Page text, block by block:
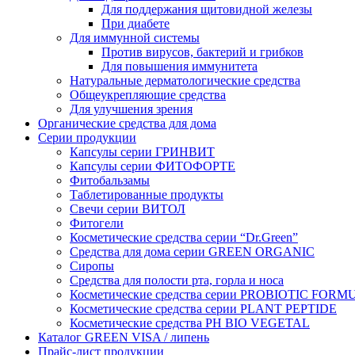
Для поддержания щитовидной железы
При диабете
Для иммунной системы
Против вирусов, бактерий и грибков
Для повышения иммунитета
Натуральные дерматологические средства
Общеукрепляющие средства
Для улучшения зрения
Органические средства для дома
Серии продукции
Капсулы серии ГРИНВИТ
Капсулы серии ФИТОФОРТЕ
Фитобальзамы
Таблетированные продукты
Свечи серии ВИТОЛ
Фитогели
Косметические средства серии “Dr.Green”
Средства для дома серии GREEN ORGANIC
Сиропы
Средства для полости рта, горла и носа
Косметические средства серии PROBIOTIC
Косметические средства серии PLANT PEPTIDE
Косметические средства PH BIO VEGETAL
Каталог GREEN VISA / липень
Прайс-лист продукции